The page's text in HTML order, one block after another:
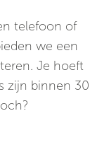
telefoon of
we een
Je hoeft
zijn binnen 30